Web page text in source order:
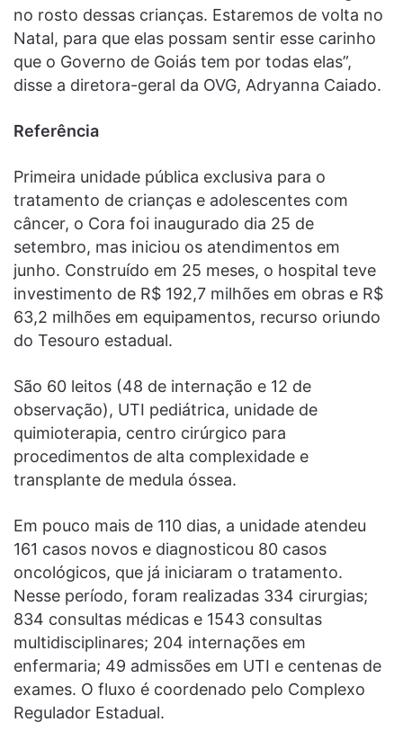
no rosto dessas crianças. Estaremos de volta no
Natal, para que elas possam sentir esse carinho
que o Governo de Goiás tem por todas elas”,
disse a diretora-geral da OVG, Adryanna Caiado.
Referência
Primeira unidade pública exclusiva para o
tratamento de crianças e adolescentes com
câncer, o Cora foi inaugurado dia 25 de
setembro, mas iniciou os atendimentos em
junho. Construído em 25 meses, o hospital teve
investimento de R$ 192,7 milhões em obras e R$
63,2 milhões em equipamentos, recurso oriundo
do Tesouro estadual.
São 60 leitos (48 de internação e 12 de
observação), UTI pediátrica, unidade de
quimioterapia, centro cirúrgico para
procedimentos de alta complexidade e
transplante de medula óssea.
Em pouco mais de 110 dias, a unidade atendeu
161 casos novos e diagnosticou 80 casos
oncológicos, que já iniciaram o tratamento.
Nesse período, foram realizadas 334 cirurgias;
834 consultas médicas e 1543 consultas
multidisciplinares; 204 internações em
enfermaria; 49 admissões em UTI e centenas de
exames. O fluxo é coordenado pelo Complexo
Regulador Estadual.